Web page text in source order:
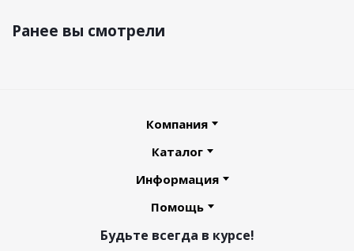
Ранее вы смотрели
Компания
Каталог
Информация
Помощь
Будьте всегда в курсе!